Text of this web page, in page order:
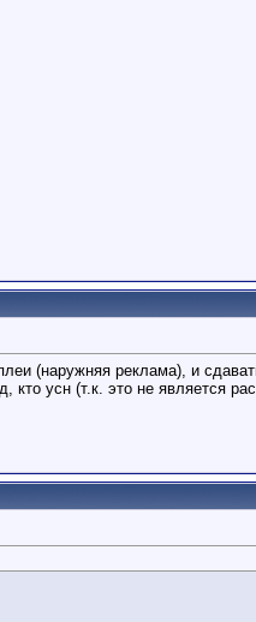
(наружняя реклама), и
кто усн (т.к. это не является